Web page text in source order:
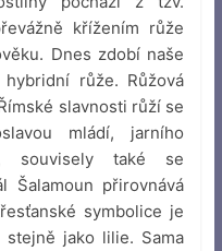
křížením růže
Dnes zdobí naše
růže. Růžová
slavnosti růží se
mládí, jarního
souvisely také se
Šalamoun přirovnává
symbolice je
stejně jako lilie. Sama